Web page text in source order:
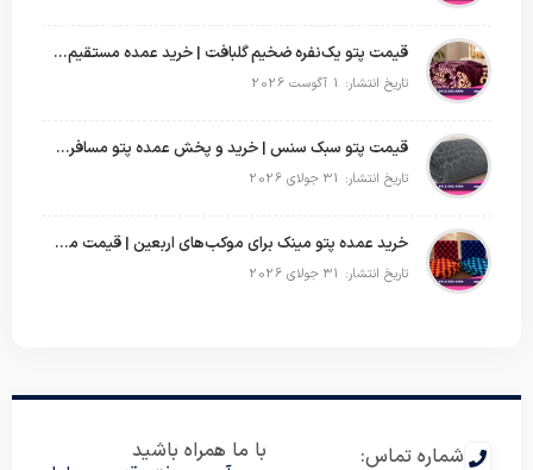
قیمت پتو یک‌نفره ضخیم گلبافت | خرید عمده مستقیم با بهترین قیمت
تاریخ انتشار: 1 آگوست 2026
قیمت پتو سبک سنس | خرید و پخش عمده پتو مسافرتی Sense
تاریخ انتشار: 31 جولای 2026
خرید عمده پتو مینک برای موکب‌های اربعین | قیمت مناسب و ارسال سریع
تاریخ انتشار: 31 جولای 2026
شماره تماس:
با ما همراه باشید